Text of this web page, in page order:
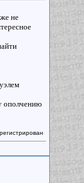
не
ополчению